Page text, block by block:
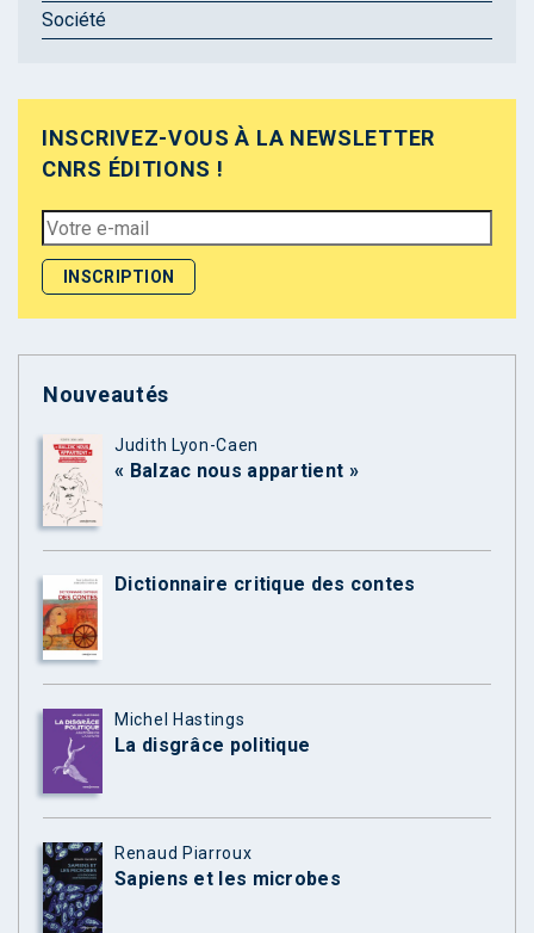
Société
INSCRIVEZ-VOUS À LA NEWSLETTER
CNRS ÉDITIONS !
Nouveautés
Judith Lyon-Caen
« Balzac nous appartient »
Dictionnaire critique des contes
Michel Hastings
La disgrâce politique
Renaud Piarroux
Sapiens et les microbes